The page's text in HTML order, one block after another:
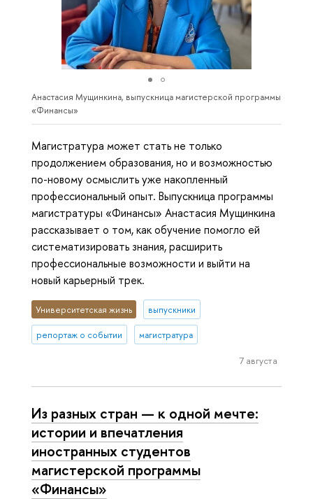
Анастасия Мущинкина, выпускница магистерской программы
«Финансы»
Магистратура может стать не только
продолжением образования, но и возможностью
по-новому осмыслить уже накопленный
профессиональный опыт. Выпускница программы
магистратуры «Финансы» Анастасия Мущинкина
рассказывает о том, как обучение помогло ей
систематизировать знания, расширить
профессиональные возможности и выйти на
новый карьерный трек.
Университетская жизнь выпускники
репортаж о событии магистратура
7 августа
Из разных стран — к одной мечте:
истории и впечатления
иностранных студентов
магистерской программы
«Финансы»